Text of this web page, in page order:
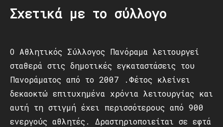
Σχετικά με το σύλλογο
Ο Αθλητικός Σύλλογος Πανόραμα λειτουργεί
σταθερά στις δημοτικές εγκαταστάσεις του
Πανοράματος από το 2007 .Φέτος κλείνει
δεκαοκτώ επιτυχημένα χρόνια λειτουργίας και
αυτή τη στιγμή έχει περισσότερους από 900
ενεργούς αθλητές. Δραστηριοποιείται σε εφτά